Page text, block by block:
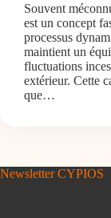
Souvent
est un concept
processus
maintient un
fluctuations
extérieur. Cette
que…
Newsletter CYPIOS